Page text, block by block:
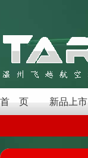
首 页 新品上市